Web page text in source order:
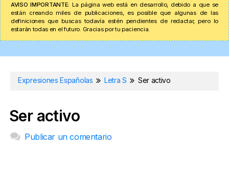
AVISO IMPORTANTE: La página web está en desarrollo, debido a que se
están creando miles de publicaciones, es posible que algunas de las
definiciones que buscas todavía estén pendientes de redactar, pero lo
estarán todas en el futuro. Gracias por tu paciencia.
Expresiones Españolas Letra S Ser activo
Ser activo
Publicar un comentario